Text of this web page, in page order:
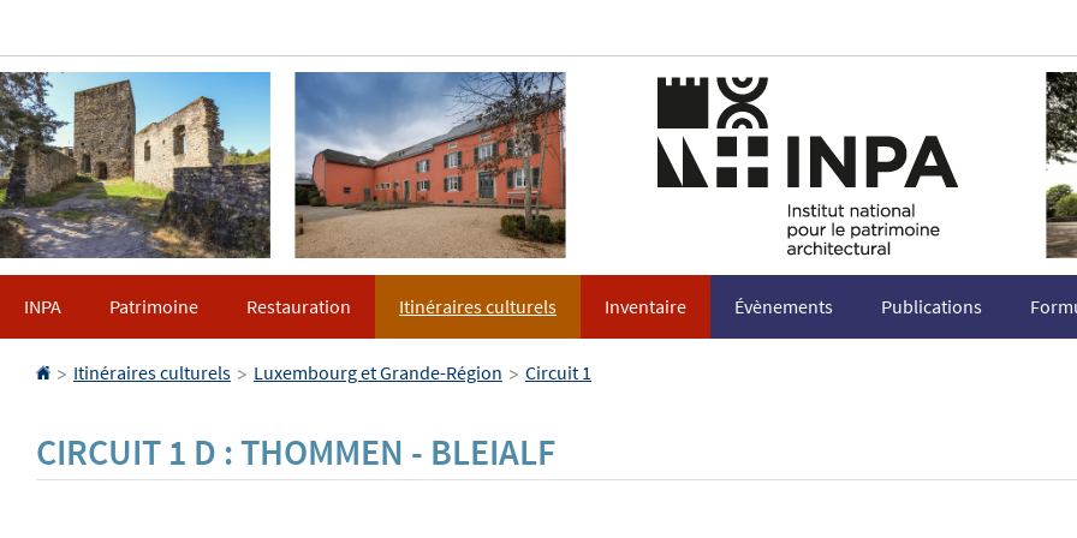
la
navigation
contenu
INPA Patrimoine Restauration Itinéraires culturels Inventaire Évènements Publications
Accueil
> Itinéraires culturels > Luxembourg et Grande-Région > Circuit 1
CIRCUIT 1 D : THOMMEN - BLEIALF